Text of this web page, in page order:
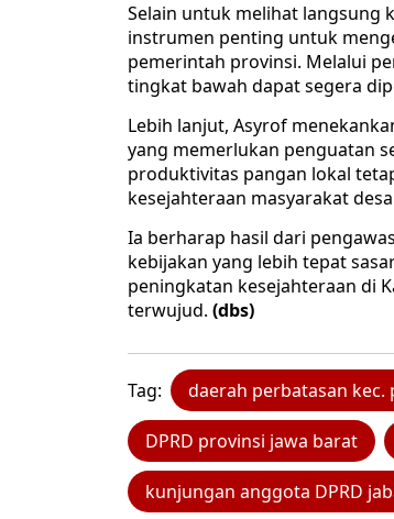
​Selain untuk melihat langsung
instrumen penting untuk
pemerintah provinsi. Melalui
tingkat bawah dapat segera
​Lebih lanjut, Asyrof
yang memerlukan penguatan
produktivitas pangan lokal
kesejahteraan masyarakat
​Ia berharap hasil dari
kebijakan yang lebih tepat
peningkatan kesejahteraan di
terwujud. (dbs)
Tag: daerah perbatasan kec.
DPRD provinsi jawa barat
kunjungan anggota DPRD